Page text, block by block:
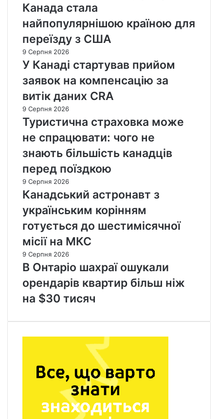
Канада стала
найпопулярнішою країною для
переїзду з США
9 Серпня 2026
У Канаді стартував прийом
заявок на компенсацію за
витік даних CRA
9 Серпня 2026
Туристична страховка може
не спрацювати: чого не
знають більшість канадців
перед поїздкою
9 Серпня 2026
Канадський астронавт з
українським корінням
готується до шестимісячної
місії на МКС
9 Серпня 2026
В Онтаріо шахраї ошукали
орендарів квартир більш ніж
на $30 тисяч